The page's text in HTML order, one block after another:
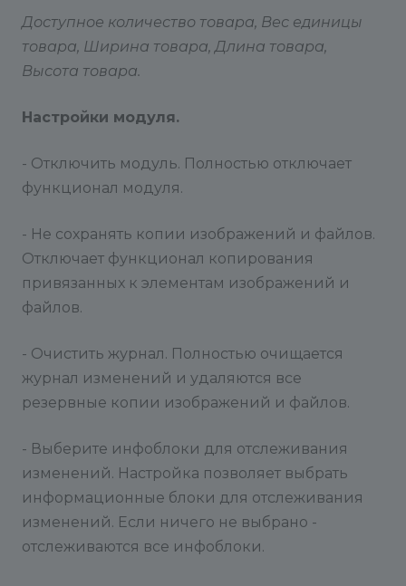
Доступное количество товара, Вес единицы
товара, Ширина товара, Длина товара,
Высота товара.
Настройки модуля.
- Отключить модуль. Полностью отключает
функционал модуля.
- Не сохранять копии изображений и файлов.
Отключает функционал копирования
привязанных к элементам изображений и
файлов.
- Очистить журнал. Полностью очищается
журнал изменений и удаляются все
резервные копии изображений и файлов.
- Выберите инфоблоки для отслеживания
изменений. Настройка позволяет выбрать
информационные блоки для отслеживания
изменений. Если ничего не выбрано -
отслеживаются все инфоблоки.